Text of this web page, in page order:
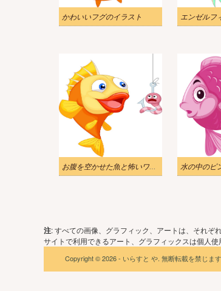
かわいいフグのイラスト
お腹を空かせた魚と怖いワームのイラスト
注: すべての画像、グラフィック、アートは、それ
サイトで利用できるアート、グラフィックスは個人
Copyright © 2026 - いらすと や. 無断転載を禁じます